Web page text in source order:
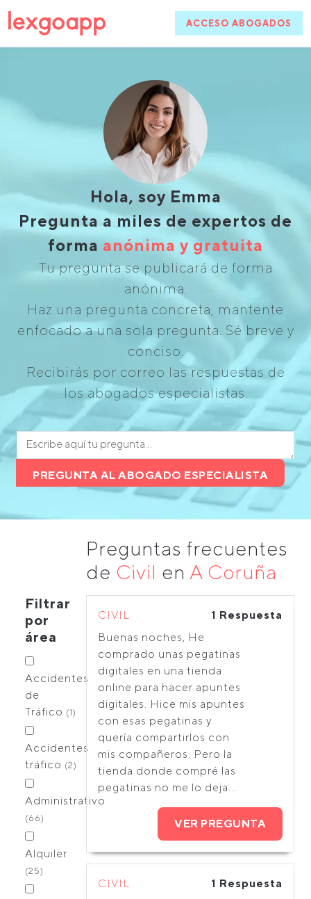
ACCESO ABOGADOS
Hola, soy Emma
Pregunta a miles de expertos de
forma anónima y gratuita
Tu pregunta se publicará de forma
anónima.
Haz una pregunta concreta, mantente
enfocado a una sola pregunta. Sé breve y
conciso.
Recibirás por correo las respuestas de
los abogados especialistas.
PREGUNTA AL ABOGADO ESPECIALISTA
Preguntas frecuentes
de Civil en A Coruña
Filtrar
por
área
Accidentes
de
Tráfico (1)
Accidentes
tráfico (2)
Administrativo
(66)
Alquiler
(25)
CIVIL
1 Respuesta
Buenas noches, He
comprado unas pegatinas
digitales en una tienda
online para hacer apuntes
digitales. Hice mis apuntes
con esas pegatinas y
quería compartirlos con
mis compañeros. Pero la
tienda donde compré las
pegatinas no me lo deja...
VER PREGUNTA
CIVIL
1 Respuesta